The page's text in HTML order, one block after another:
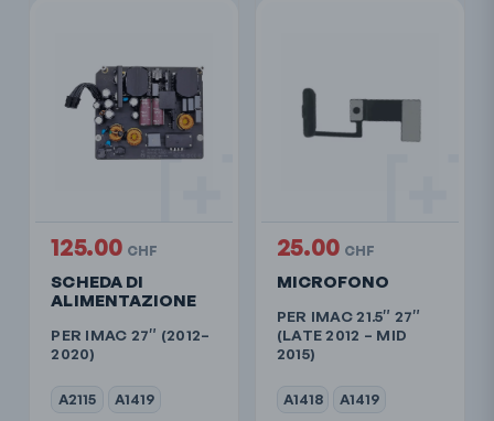
SCHEDA DI
ALIMENTAZIONE
PER IMAC 27″ (2012–
2020)
A2115 A1419
125.00 CHF
MICROFONO
PER IMAC 21.5″ 27″
(LATE 2012 – MID
2015)
A1418 A1419
25.00 CHF